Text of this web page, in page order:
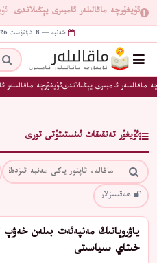
ئۇيغۇرچە ماقالىلەر ئامبىرى يېڭىلاندى
شەنبە — 8 ئاۋغۇست 2026 | ھ 23 سەفەر 1448
ماقالىلەر ئامبىرى يېڭىلاندىئۇيغۇرچە ماقالىلەر
ئۇيغۇر تەتقىقات ئىنستىتۇتى تورى
ھەقسىزلار
ياۋروپانىڭ مەنپەئەت بىلەن خەۋپ
خىتاي سىياسىتى